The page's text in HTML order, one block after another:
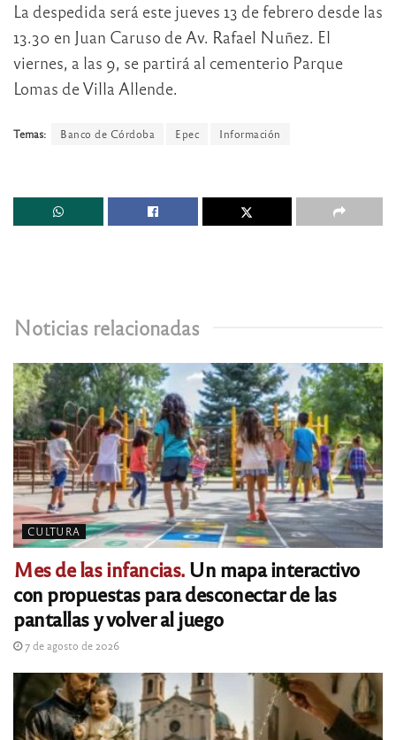
La despedida será este jueves 13 de febrero desde las
13.30 en Juan Caruso de Av. Rafael Nuñez. El
viernes, a las 9, se partirá al cementerio Parque
Lomas de Villa Allende.
Temas: Banco de Córdoba Epec Información
Noticias relacionadas
CULTURA
Mes de las infancias.Un mapa interactivo
con propuestas para desconectar de las
pantallas y volver al juego
7 de agosto de 2026